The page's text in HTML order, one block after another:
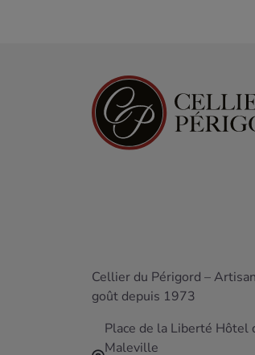
Cellier du Périgord –
goût depuis 1973
Place de la Liberté Hôtel
Maleville